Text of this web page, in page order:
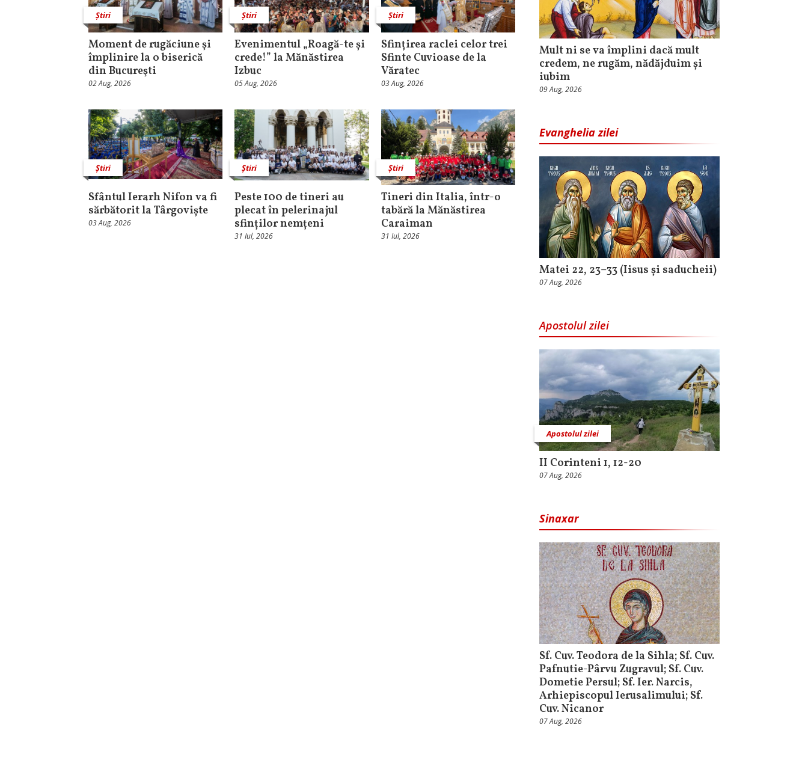
Știri
Moment de rugăciune şi
împlinire la o biserică
din Bucureşti
02 Aug, 2026
Știri
Evenimentul „Roagă-te și
crede!” la Mănăstirea
Izbuc
05 Aug, 2026
Știri
Sfințirea raclei celor trei
Sfinte Cuvioase de la
Văratec
03 Aug, 2026
Știri
Sfântul Ierarh Nifon va fi
sărbătorit la Târgoviște
03 Aug, 2026
Știri
Peste 100 de tineri au
plecat în pelerinajul
sfinților nemțeni
31 Iul, 2026
Știri
Tineri din Italia, într-o
tabără la Mănăstirea
Caraiman
31 Iul, 2026
Mult ni se va împlini dacă mult
credem, ne rugăm, nădăjduim și
iubim
09 Aug, 2026
Evanghelia zilei
Matei 22, 23–33 (Iisus și saducheii)
07 Aug, 2026
Apostolul zilei
Apostolul zilei
II Corinteni 1, 12-20
07 Aug, 2026
Sinaxar
Sf. Cuv. Teodora de la Sihla; Sf. Cuv.
Pafnutie-Pârvu Zugravul; Sf. Cuv.
Dometie Persul; Sf. Ier. Narcis,
Arhiepiscopul Ierusalimului; Sf.
Cuv. Nicanor
07 Aug, 2026